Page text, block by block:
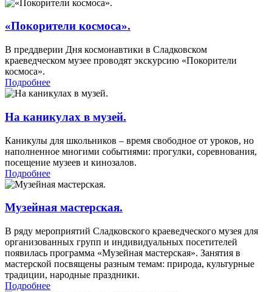
«Покорители космоса».
В преддверии Дня космонавтики в Сладковском
краеведческом музее проводят экскурсию «Покорители
космоса».
Подробнее
На каникулах в музей.
Каникулы для школьников – время свободное от уроков, но
наполненное многими событиями: прогулки, соревнования,
посещение музеев и кинозалов.
Подробнее
Музейная мастерская.
В ряду мероприятий Сладковского краеведческого музея для
организованных групп и индивидуальных посетителей
появилась программа «Музейная мастерская». Занятия в
мастерской посвящены разным темам: природа, культурные
традиции, народные праздники.
Подробнее